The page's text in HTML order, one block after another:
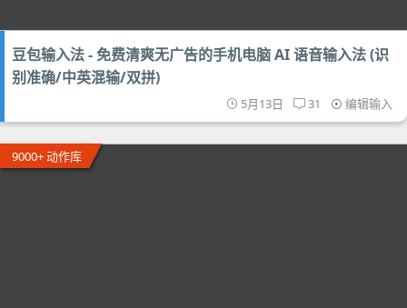
豆包输入法 - 免费清爽无广告的手机电脑 AI 语音输入法 (识
别准确/中英混输/双拼)
5月13日 31 编辑输入
9000+ 动作库